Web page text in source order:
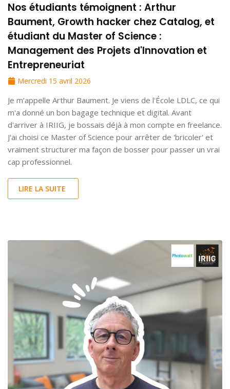
Nos étudiants témoignent : Arthur
Baument, Growth hacker chez Catalog, et
étudiant du Master of Science :
Management des Projets d'Innovation et
Entrepreneuriat
Mercredi 15 avril 2026
Je m’appelle Arthur Baument. Je viens de l'École LDLC, ce qui
m'a donné un bon bagage technique et digital. Avant
d'arriver à IRIIG, je bossais déjà à mon compte en freelance.
J'ai choisi ce Master of Science pour arrêter de 'bricoler' et
vraiment structurer ma façon de bosser pour passer un vrai
cap professionnel.
LIRE LA SUITE